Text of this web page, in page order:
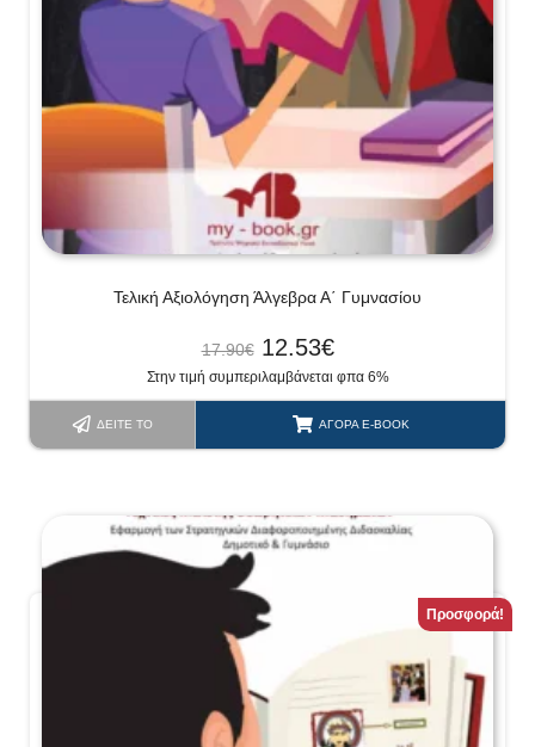
Τελική Αξιολόγηση Άλγεβρα Α΄ Γυμνασίου
17.90€ 12.53€
Στην τιμή συμπεριλαμβάνεται φπα 6%
ΔΕΊΤΕ ΤΟ ΑΓΟΡΆ E-BOOK
Προσφορά!